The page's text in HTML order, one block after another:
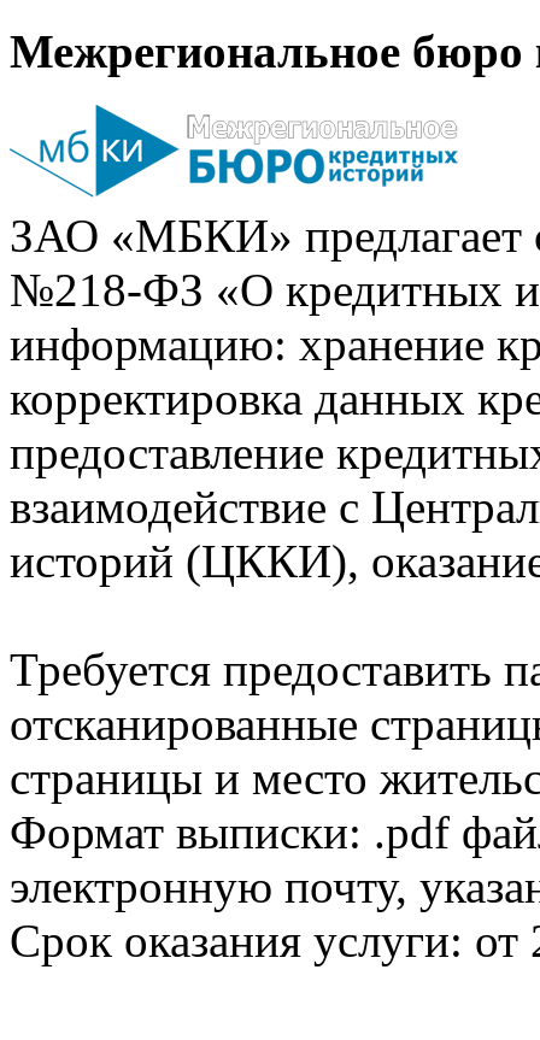
Межрегиональное бюро
ЗАО «МБКИ» предлагает
№218-ФЗ «О кредитных
информацию: хранение
корректировка данных
предоставление
взаимодействие с
историй (ЦККИ),
Требуется предоставить
отсканированные
страницы и место
Формат выписки: .pdf
электронную почту,
Срок оказания услуги: от